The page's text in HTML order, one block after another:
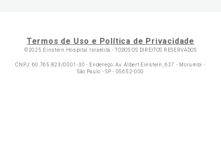
Termos de Uso e Política de Privacidade
©2025 Einstein Hospital Israelita -TODOS OS DIREITOS RESERVADOS
CNPJ: 60.765.823/0001-30 - Endereço: Av. Albert Einstein, 627 - Morumbi -
São Paulo - SP - 05652-000